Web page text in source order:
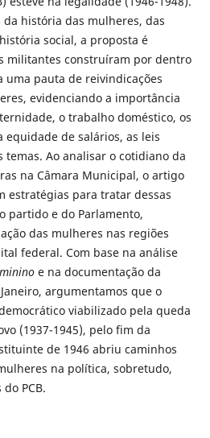
história das mulheres, das
social, a proposta é
militantes construíram por dentro
pauta de reivindicações
evidenciando a importância
o trabalho doméstico, os
equidade de salários, as leis
Ao analisar o cotidiano da
na Câmara Municipal, o artigo
estratégias para tratar dessas
partido e do Parlamento,
das mulheres nas regiões
federal. Com base na análise
e na documentação da
argumentamos que o
viabilizado pela queda
(1937-1945), pelo fim da
de 1946 abriu caminhos
na política, sobretudo,
PCB.